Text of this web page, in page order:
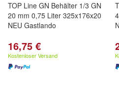
TOP Line GN Behälter 1/3 GN
20 mm 0,75 Liter 325x176x20
NEU Gastlando
16,75 €
Kostenloser Versand